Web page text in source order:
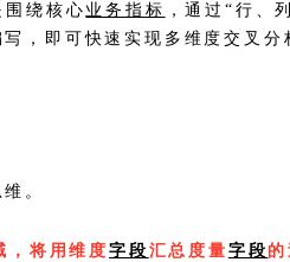
绕核心 业务指标 ，通过“行、
，即可快速实现多维度交叉
。
，将用维度字段 汇总度量 字段